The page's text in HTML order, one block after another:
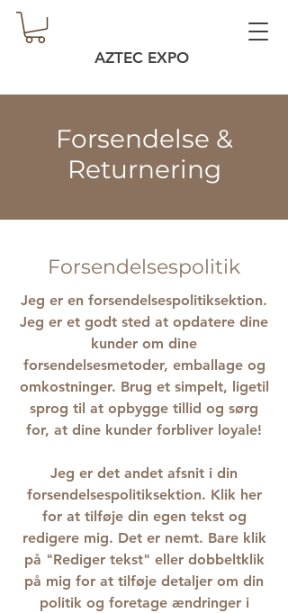
AZTEC EXPO
Forsendelse &
Returnering
Forsendelsespolitik
Jeg er en forsendelsespolitiksektion.
Jeg er et godt sted at opdatere dine
kunder om dine
forsendelsesmetoder, emballage og
omkostninger. Brug et simpelt, ligetil
sprog til at opbygge tillid og sørg
for, at dine kunder forbliver loyale!
Jeg er det andet afsnit i din
forsendelsespolitiksektion. Klik her
for at tilføje din egen tekst og
redigere mig. Det er nemt. Bare klik
på "Rediger tekst" eller dobbeltklik
på mig for at tilføje detaljer om din
politik og foretage ændringer i